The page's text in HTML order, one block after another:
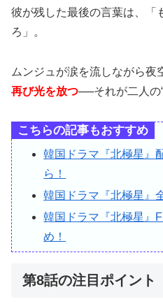
彼が残した最後の言葉は、「
ろ」。
ムンジュが涙を流しながら夜
再び光を放つ──それが二人の
こちらの記事もおすすめ
韓国ドラマ『北極星』
ら！
韓国ドラマ『北極星』
韓国ドラマ『北極星』
め！
第8話の注目ポイント